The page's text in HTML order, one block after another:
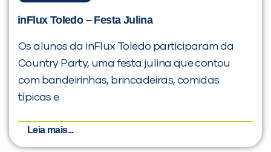
inFlux Toledo – Festa Julina
Os alunos da inFlux Toledo participaram da
Country Party, uma festa julina que contou
com bandeirinhas, brincadeiras, comidas
típicas e
Leia mais...